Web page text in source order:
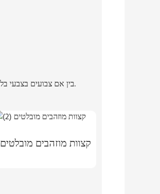
בין אם צבועים בצבעי בלוק, מצופים בזהב בנייר כסף מתכתי צבעוני, או מותאמים אישית עם דוגמה לבחירתכם, טכניקות מרגשות אלו יכולות להעלות כל ספר ליצירת אמנות.
קצוות מוזהבים מובלטים